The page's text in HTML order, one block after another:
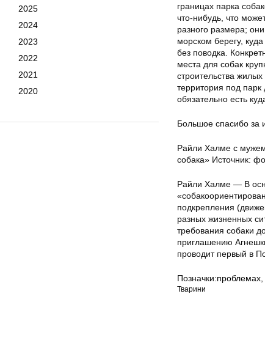
2025
2024
2023
2022
2021
2020
границах парка
что-нибудь, что
разного размера;
морском берегу,
без поводка.
места для собак
строительства
территория под
обязательно есть
Большое спасибо за
Райли Халме с
собака» Источник:
Райли Халме — В
подкрепления
разных жизненных
требования собаки
приглашению
проводит первый в
Позначки:проблемах
Тварини